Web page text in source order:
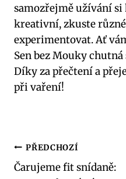
samozřejmě užívání si
kreativní, zkuste různé
experimentovat. ​Ať
Sen bez Mouky
Díky za přečtení a
při vaření!
Navigace
PŘEDCHOZÍ
Čarujeme fit snídaně: